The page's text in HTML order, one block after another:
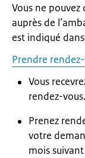
Vous ne
auprès de
est indiqué
Prendre
Vous
rendez-vous.
Prenez
votre
mois